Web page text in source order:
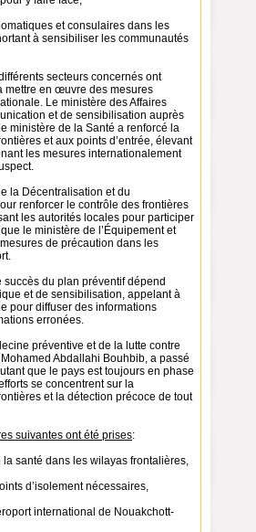
et consulaires dans les
à sensibiliser les communautés
secteurs concernés ont
mettre en œuvre des mesures
Le ministère des Affaires
et de sensibilisation auprès
ministère de la Santé a renforcé la
et aux points d’entrée, élevant
les mesures internationalement
la Décentralisation et du
renforcer le contrôle des frontières
les autorités locales pour participer
le ministère de l’Équipement et
de précaution dans les
du plan préventif dépend
et de sensibilisation, appelant à
pour diffuser des informations
erronées.
préventive et de la lutte contre
Abdallahi Bouhbib, a passé
que le pays est toujours en phase
se concentrent sur la
et la détection précoce de tout
suivantes ont été prises:
santé dans les wilayas frontalières,
d’isolement nécessaires,
international de Nouakchott-